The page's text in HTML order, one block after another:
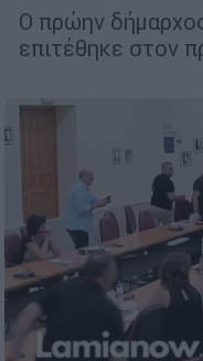
Ο πρώην
επιτέθηκε στον